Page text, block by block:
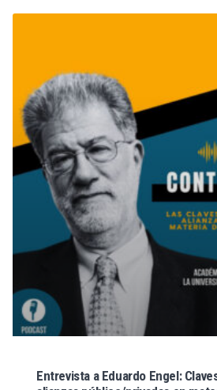
Entrevista a Eduardo Engel: